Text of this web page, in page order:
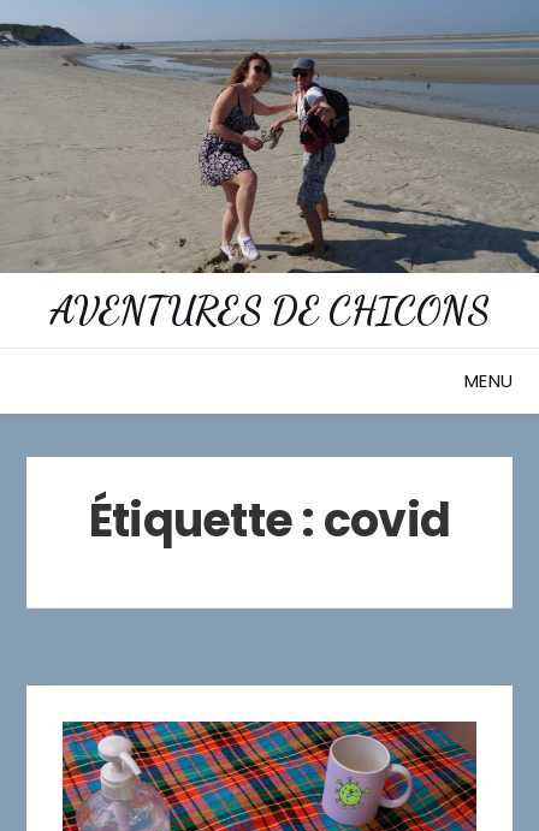
to
content
AVENTURES DE CHICONS
MENU
Étiquette :covid